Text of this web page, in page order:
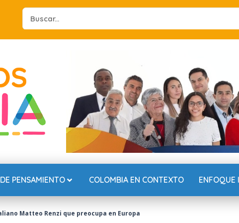
Search
...
PENSAMIENTO COLOMBIA EN CONTEXTO ENFOQUE
Matteo Renzi que preocupa en Europa